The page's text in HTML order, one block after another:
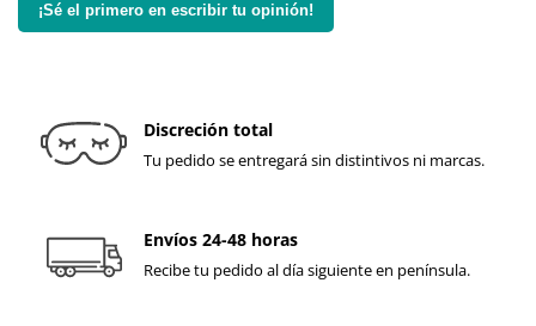
¡Sé el primero en escribir tu opinión!
Discreción total
Tu pedido se entregará sin distintivos ni marcas.
Envíos 24-48 horas
Recibe tu pedido al día siguiente en península.